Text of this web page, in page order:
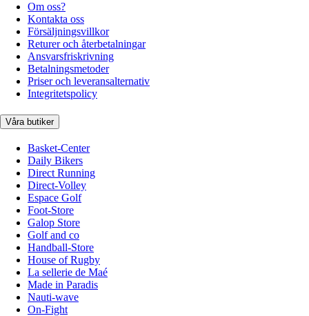
Om oss?
Kontakta oss
Försäljningsvillkor
Returer och återbetalningar
Ansvarsfriskrivning
Betalningsmetoder
Priser och leveransalternativ
Integritetspolicy
Våra butiker
Basket-Center
Daily Bikers
Direct Running
Direct-Volley
Espace Golf
Foot-Store
Galop Store
Golf and co
Handball-Store
House of Rugby
La sellerie de Maé
Made in Paradis
Nauti-wave
On-Fight